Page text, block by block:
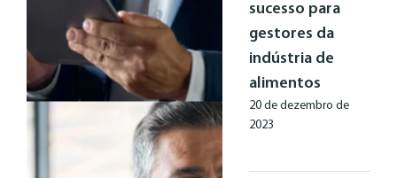
sucesso para
gestores da
indústria de
alimentos
20 de dezembro de
2023